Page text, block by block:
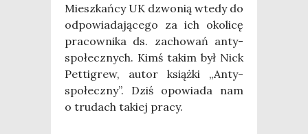
Miesz­kań­cy UK dzwo­nią wte­dy do
odpo­wia­da­ją­ce­go za ich oko­li­cę
pra­cow­ni­ka ds. zacho­wań anty­
spo­łecz­nych. Kimś takim był Nick
Pet­ti­grew, autor książ­ki „Anty­
spo­łecz­ny”. Dziś opo­wia­da nam
o tru­dach takiej pra­cy.